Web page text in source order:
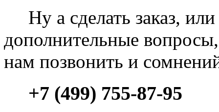
Ну а сделать заказ, или
дополнительные вопросы,
нам позвонить и
+7 (499) 755-87-95